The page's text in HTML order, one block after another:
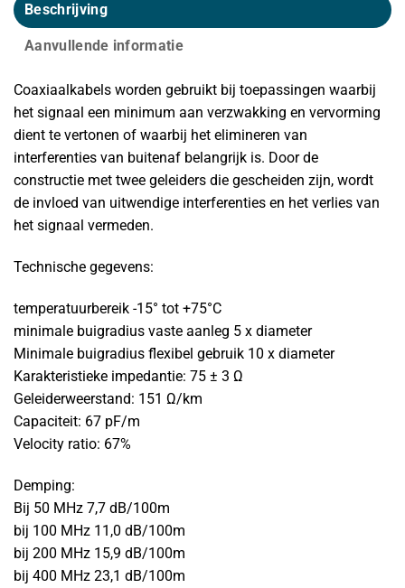
Beschrijving
Aanvullende informatie
Coaxiaalkabels worden gebruikt bij toepassingen waarbij
het signaal een minimum aan verzwakking en vervorming
dient te vertonen of waarbij het elimineren van
interferenties van buitenaf belangrijk is. Door de
constructie met twee geleiders die gescheiden zijn, wordt
de invloed van uitwendige interferenties en het verlies van
het signaal vermeden.
Technische gegevens:
temperatuurbereik -15° tot +75°C
minimale buigradius vaste aanleg 5 x diameter
Minimale buigradius flexibel gebruik 10 x diameter
Karakteristieke impedantie: 75 ± 3 Ω
Geleiderweerstand: 151 Ω/km
Capaciteit: 67 pF/m
Velocity ratio: 67%
Demping:
Bij 50 MHz 7,7 dB/100m
bij 100 MHz 11,0 dB/100m
bij 200 MHz 15,9 dB/100m
bij 400 MHz 23,1 dB/100m